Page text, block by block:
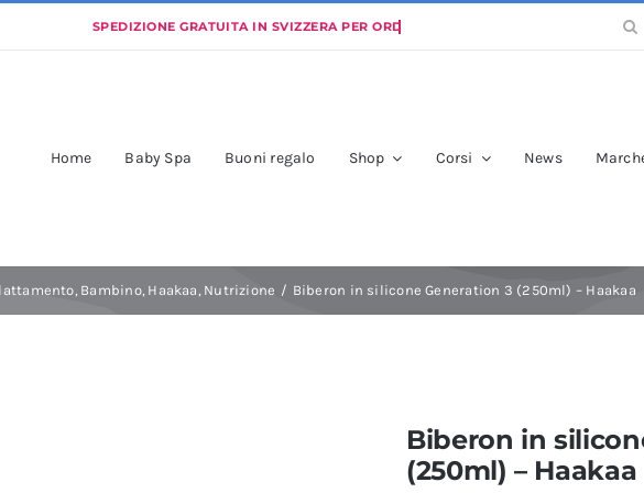
Cerca
Home Baby Spa Buoni regalo Shop Corsi News
Bambino Haakaa Nutrizione Biberon in silicone Generation 3 (250ml) – Haakaa
Biberon in
(250ml) – Haakaa